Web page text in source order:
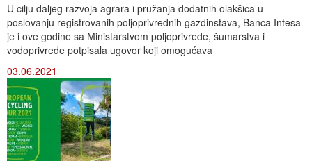
U cilju daljeg razvoja agrara i pružanja dodatnih olakšica u
poslovanju registrovanih poljoprivrednih gazdinstava, Banca Intesa
je i ove godine sa Ministarstvom poljoprivrede, šumarstva i
vodoprivrede potpisala ugovor koji omogućava
03.06.2021